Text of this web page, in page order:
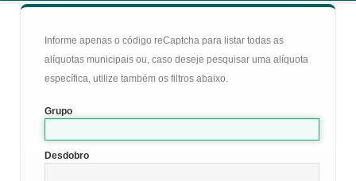
Informe apenas o código reCaptcha para listar todas as
alíquotas municipais ou, caso deseje pesquisar uma alíquota
específica, utilize também os filtros abaixo.
Grupo
Desdobro